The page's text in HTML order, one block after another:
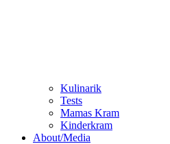
Kulinarik
Tests
Mamas Kram
Kinderkram
About/Media